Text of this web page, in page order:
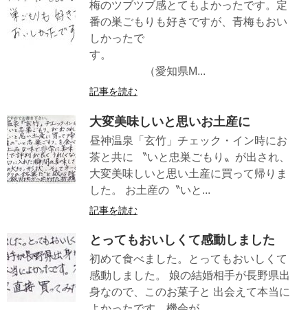
梅のツブツブ感とてもよかったです。定
番の巣ごもりも好きですが、青梅もおい
しかったで
す。
（愛知県M...
記事を読む
大変美味しいと思いお土産に
昼神温泉「玄竹」チェック・イン時にお
茶と共に 〝いと忠巣ごもり〟が出され、
大変美味しいと思い土産に買って帰りま
した。 お土産の〝いと...
記事を読む
とってもおいしくて感動しました
初めて食べました。とってもおいしくて
感動しました。 娘の結婚相手が長野県出
身なので、このお菓子と 出会えて本当に